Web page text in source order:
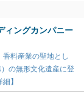
ィングカンパニー
料産業の聖地とし
の無形文化遺産に登
】